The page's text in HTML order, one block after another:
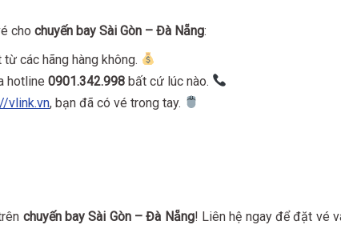
cho chuyến bay Sài Gòn – Đà Nẵng:
các hãng hàng không.
hotline 0901.342.998 bất cứ lúc nào.
vlink.vn, bạn đã có vé trong tay.
chuyến bay Sài Gòn – Đà Nẵng! Liên hệ ngay để đặt vé